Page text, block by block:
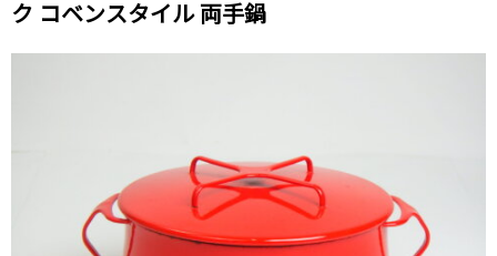
ク コベンスタイル 両手鍋